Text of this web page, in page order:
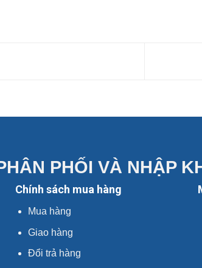
PHỐI VÀ NHẬP
Chính sách mua hàng
Mua hàng
Giao hàng
Đổi trả hàng